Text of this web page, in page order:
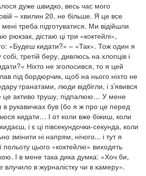
дуже швидко, весь час мого
– хвилин 20, не більше. Я це все
треба підготуватися. Ми відійшли
рюкзак, дістаю ці три «коктейлі»,
«Будеш кидати?» – «Так». Тож один я
третій беру, дивлюсь на хлопців і
Ніхто не зголосився, то я цей
під бордюрчик, щоб на нього ніхто не
гранатами, люди відбігли, і з’явився
це активо трушу, підпалюю… У мене
в рукавичках був (бо я ж про це перед
кидати… І от коли вже біжиш, коли
і є ці півсекундочки-секунда, коли
змінити ні напрям, нічого... і тут я
польоту цього «коктейлю» виходять
І в мене така дика думка: «Хоч би,
в журналістку чи в камеру».